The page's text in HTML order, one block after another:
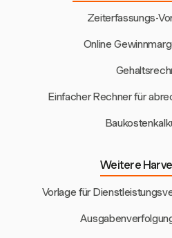
Zeiterfassungs-
Online
Einfacher Rechner für
Weitere
Vorlage für